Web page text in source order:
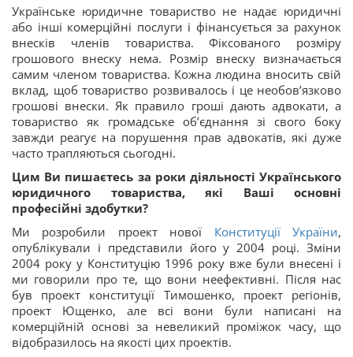
Українське юридичне товариство не надає юридичні
або інші комерційні послуги і фінансується за рахунок
внесків членів товариства. Фіксованого розміру
грошового внеску нема. Розмір внеску визначається
самим членом товариства. Кожна людина вносить свій
вклад, щоб товариство розвивалось і це необов’язково
грошові внески. Як правило гроші дають адвокати, а
товариство як громадське об’єднання зі свого боку
завжди реагує на порушення прав адвокатів, які дуже
часто трапляються сьогодні.
Цим Ви пишаєтесь за роки діяльності Українського
юридичного товариства, які Ваші основні
професійні здобутки?
Ми розробили проект нової Конституції України,
опублікували і представили його у 2004 році. Зміни
2004 року у Конституцію 1996 року вже були внесені і
ми говорили про те, що вони неефективні. Після нас
був проект конституції Тимошенко, проект регіонів,
проект Ющенко, але всі вони були написані на
комерційній основі за невеликий проміжок часу, що
відобразилось на якості цих проектів.